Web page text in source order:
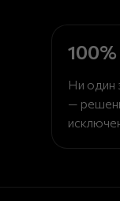
Ни один
—